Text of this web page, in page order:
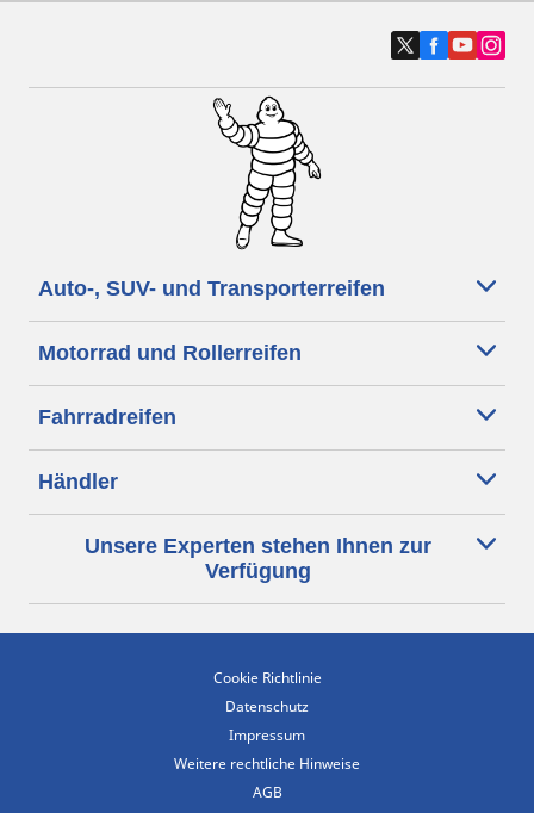
Auto-, SUV- und Transporterreifen
Motorrad und Rollerreifen
Fahrradreifen
Händler
Unsere Experten stehen Ihnen zur
Verfügung
Cookie Richtlinie
Datenschutz
Impressum
Weitere rechtliche Hinweise
AGB